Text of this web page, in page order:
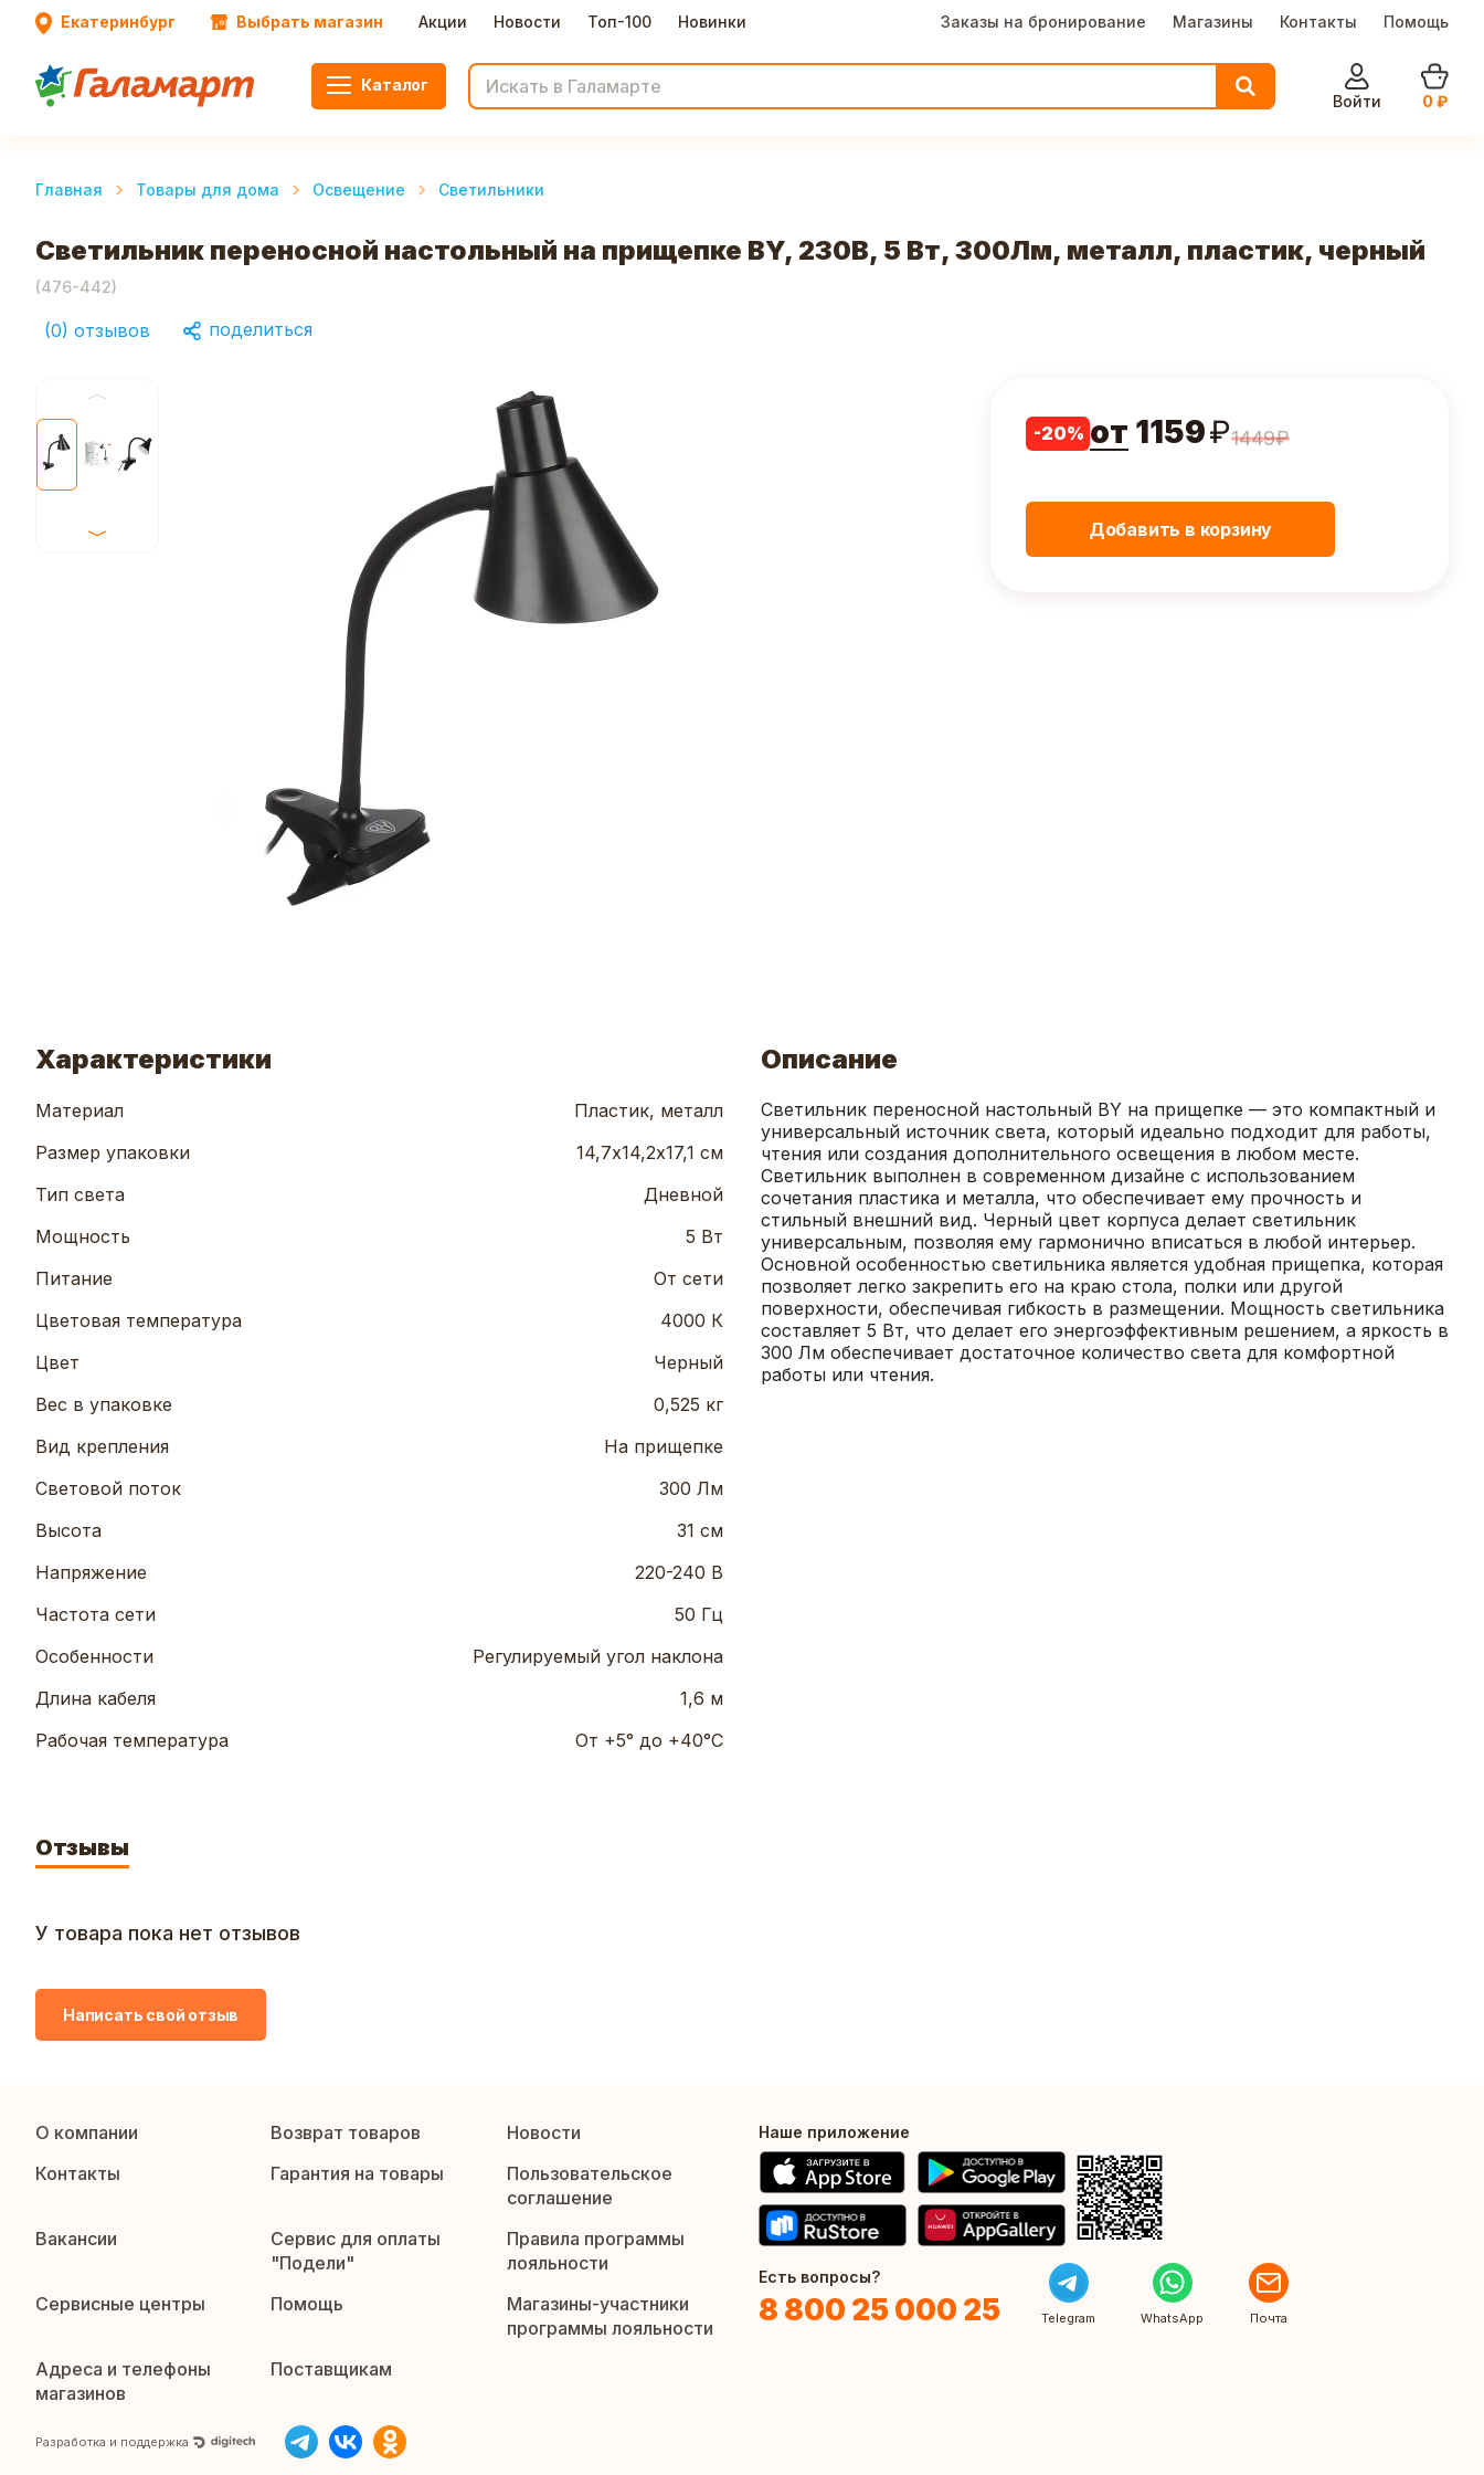
Екатеринбург Выбрать магазин Акции Новости Топ-100 Новинки Заказы на бронирование Магазины Контакты Помощь
Каталог
Войти
0 ₽
Главная Товары для дома Освещение Светильники
Светильник переносной настольный на прищепке BY, 230В, 5 Вт, 300Лм, металл, пластик, черный
(476-442)
(0) отзывов поделиться
-20% от 1159₽1449₽
Добавить в корзину
Характеристики
Материал
Пластик, металл
Размер упаковки
14,7х14,2х17,1 см
Тип света
Дневной
Мощность
5 Вт
Питание
От сети
Цветовая температура
4000 К
Цвет
Черный
Вес в упаковке
0,525 кг
Вид крепления
На прищепке
Световой поток
300 Лм
Высота
31 см
Напряжение
220-240 В
Частота сети
50 Гц
Особенности
Регулируемый угол наклона
Длина кабеля
1,6 м
Рабочая температура
От +5° до +40°C
Описание
Светильник переносной настольный BY на прищепке — это компактный и
универсальный источник света, который идеально подходит для работы,
чтения или создания дополнительного освещения в любом месте.
Светильник выполнен в современном дизайне с использованием
сочетания пластика и металла, что обеспечивает ему прочность и
стильный внешний вид. Черный цвет корпуса делает светильник
универсальным, позволяя ему гармонично вписаться в любой интерьер.
Основной особенностью светильника является удобная прищепка, которая
позволяет легко закрепить его на краю стола, полки или другой
поверхности, обеспечивая гибкость в размещении. Мощность светильника
составляет 5 Вт, что делает его энергоэффективным решением, а яркость в
300 Лм обеспечивает достаточное количество света для комфортной
работы или чтения.
Отзывы
У товара пока нет отзывов
Написать свой отзыв
О компании Возврат товаров
Новости
Контакты
Гарантия на товары
Пользовательское
соглашение
Вакансии
Сервис для оплаты
"Подели"
Правила программы
лояльности
Сервисные центры
Помощь
Магазины-участники
программы лояльности
Адреса и телефоны
магазинов
Поставщикам
Разработка и поддержка
Наше приложение
Есть вопросы?
8 800 25 000 25 Telegram WhatsApp Почта